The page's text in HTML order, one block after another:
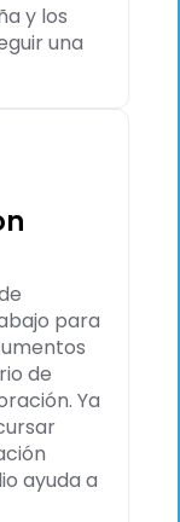
y los
una
para
de
Ya
ayuda a